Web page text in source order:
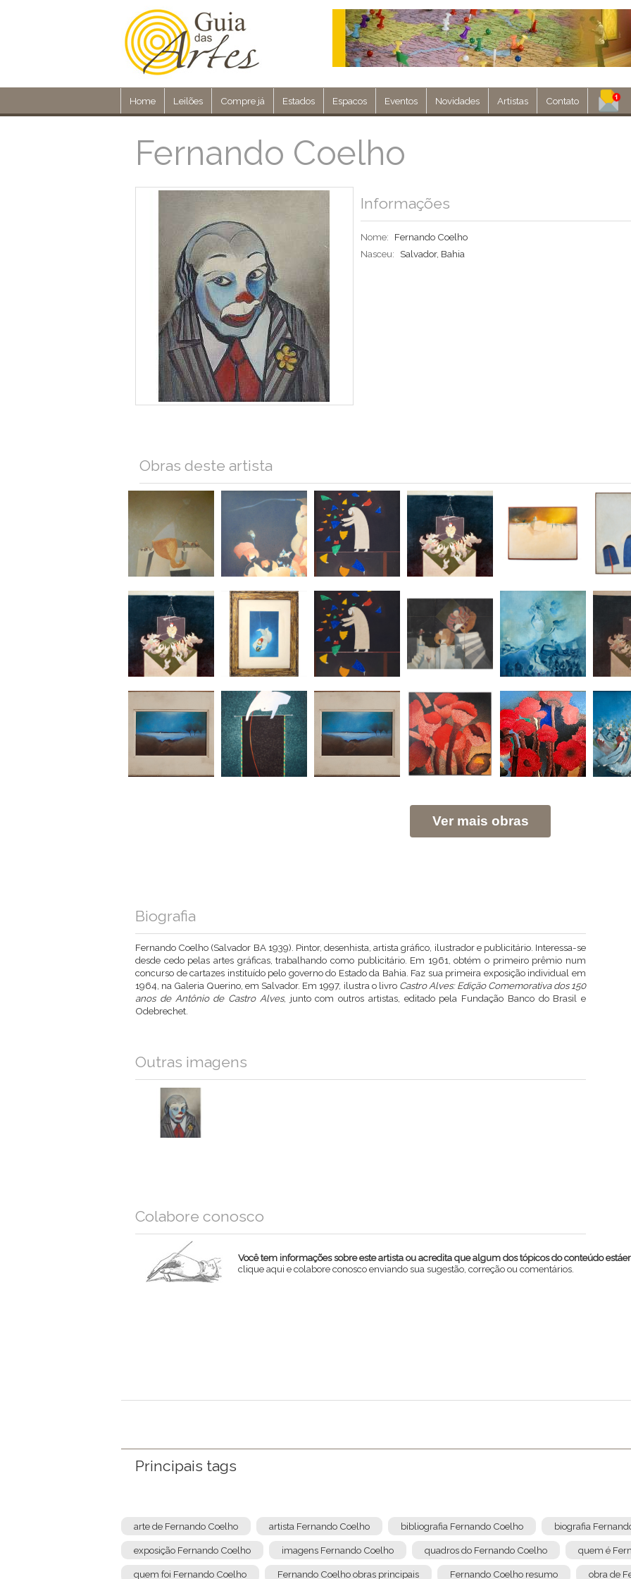
Home Leilões Compre já Estados Espacos Eventos Novidades Artistas Contato
Fernando Coelho
Informações
Nome:
Fernando Coelho
Nasceu:
Salvador, Bahia
Obras deste artista
Ver mais obras
Biografia
Fernando Coelho (Salvador BA 1939). Pintor, desenhista, artista gráfico, ilustrador e publicitário. Interessa-se
desde cedo pelas artes gráficas, trabalhando como publicitário. Em 1961, obtém o primeiro prêmio num
concurso de cartazes instituído pelo governo do Estado da Bahia. Faz sua primeira exposição individual em
1964, na Galeria Querino, em Salvador. Em 1997, ilustra o livro Castro Alves: Edição Comemorativa dos 150
anos de Antônio de Castro Alves, junto com outros artistas, editado pela Fundação Banco do Brasil e
Odebrechet.
Outras imagens
Colabore conosco
Você tem informações sobre este artista ou acredita que algum dos tópicos do conteúdo
clique aqui e colabore conosco enviando sua sugestão, correção ou comentários.
Principais tags
arte de Fernando Coelho artista Fernando Coelho bibliografia Fernando Coelho biografia
exposição Fernando Coelho imagens Fernando Coelho quadros do Fernando Coelho quem é
quem foi Fernando Coelho Fernando Coelho obras principais Fernando Coelho resumo obra de